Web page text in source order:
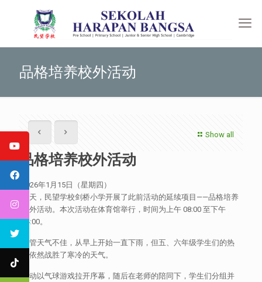
品格培养校外活动
Show all
品格培养校外活动
2026年1月15日（星期四）
当天，民望学校剑桥小学开展了此前活动的延续项目——品格培养
校外活动。本次活动在体育馆举行，时间为上午 08:00 至下午
14:00。
尽管天气不佳，从早上开始一直下雨，但五、六年级学生们的热
情依然战胜了寒冷的天气。
活动以气球游戏拉开序幕，随后在老师的陪同下，学生们分组并